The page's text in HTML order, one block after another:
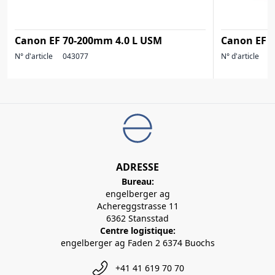
Canon EF 70-200mm 4.0 L USM
N° d'article 043077
Canon EF
N° d'article
ADRESSE
Bureau:
engelberger ag
Achereggstrasse 11
6362 Stansstad
Centre logistique:
engelberger ag Faden 2 6374 Buochs
+41 41 619 70 70